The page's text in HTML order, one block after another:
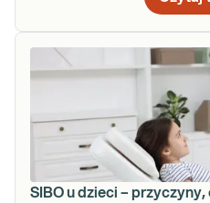
SIBO u dzieci –